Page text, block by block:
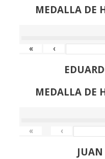
MEDALLA DE
« ‹
MEDALLA DE
« ‹